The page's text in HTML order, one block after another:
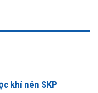
khí nén SKP